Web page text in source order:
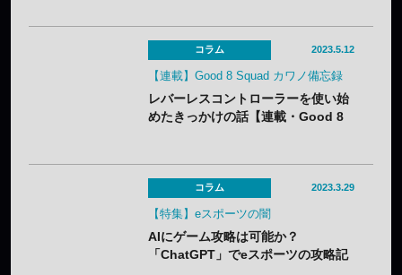
コラム 2023.5.12
【連載】Good 8 Squad カワノ備忘録
レバーレスコントローラーを使い始
めたきっかけの話【連載・Good 8
コラム 2023.3.29
【特集】eスポーツの闇
AIにゲーム攻略は可能か？
「ChatGPT」でeスポーツの攻略記